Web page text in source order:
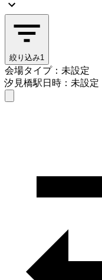
絞り込み1
会場タイプ：未設定
汐見橋駅日時：未設定